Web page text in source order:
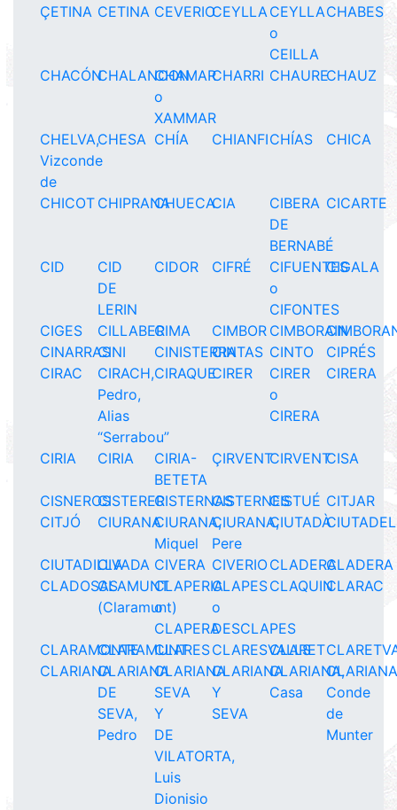
ÇETINA CETINA CEVERIOCEYLLACEYLLA
o
CEILLA
CHABES
CHACÓNCHALANCON
CHAMAR
o
XAMMAR
CHARRI CHAURECHAUZ
CHELVA,
Vizconde
de
CHESA CHÍA CHIANFICHÍAS CHICA
CHICOT CHIPRANACHUECACIA
CIBERA
DE
BERNABÉ
CICARTE
CID
CID
DE
LERIN
CIDOR CIFRÉ
CIFUENTES
o
CIFONTES
CIGALA
CIGES CILLABERCIMA CIMBOR CIMBORAIN
CINARRASCINI CINISTERRACINTAS CINTO
CIPRÉS
CIRAC
CIRACH,
Pedro,
Alias
“Serrabou”
CIRAQUECIRER
CIRER
o
CIRERA
CIRERA
CIRIA CIRIA
CIRIA-
BETETA
ÇIRVENTCIRVENTCISA
CISNEROSCISTERERCISTERNASCISTERNESCISTUÉ CITJAR
CITJÓ
CIURANACIURANA,
Miquel
CIURANA,
Pere
CIUTADÀ
CIUTADILLACIVADA CIVERA CIVERIOCLADERACLADERA
CLADOSASCLAMUNT
(Claramunt)
CLAPERIA
o
CLAPERA
CLAPES
o
DESCLAPES
CLAQUINCLARAC
CLARAMONTECLARAMUNT
CLARESCLARESVALLS
CLARET
CLARIANACLARIANA
DE
SEVA,
Pedro
CLARIANA
SEVA
Y
DE
VILATORTA,
Luis
Dionisio
CLARIANA
Y
SEVA
CLARIANA,
Casa
Conde
de
Munter